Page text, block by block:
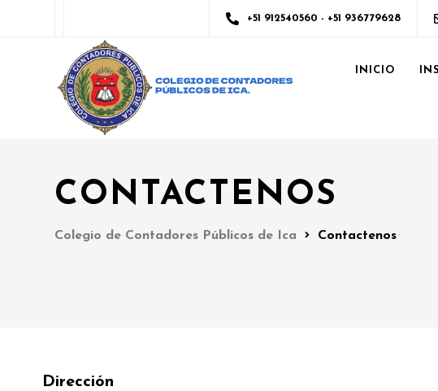
+51 912540560 - +51 936779628
INICIO
CONTACTENOS
Colegio de Contadores Públicos de Ica Contactenos
Dirección